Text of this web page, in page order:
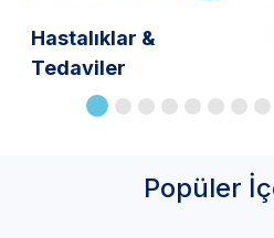
Hastalıklar &
Tedaviler
Popüler